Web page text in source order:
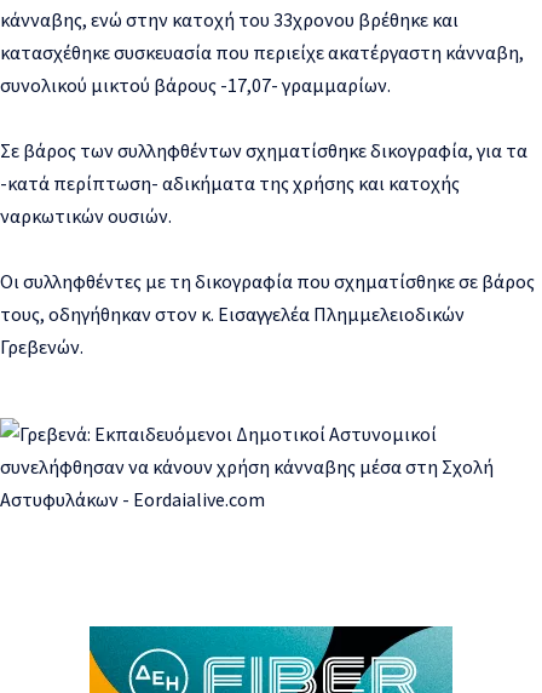
κάνναβης, ενώ στην κατοχή του 33χρονου βρέθηκε και
κατασχέθηκε συσκευασία που περιείχε ακατέργαστη κάνναβη,
συνολικού μικτού βάρους -17,07- γραμμαρίων.
Σε βάρος των συλληφθέντων σχηματίσθηκε δικογραφία, για τα
-κατά περίπτωση- αδικήματα της χρήσης και κατοχής
ναρκωτικών ουσιών.
Οι συλληφθέντες με τη δικογραφία που σχηματίσθηκε σε βάρος
τους, οδηγήθηκαν στον κ. Εισαγγελέα Πλημμελειοδικών
Γρεβενών.